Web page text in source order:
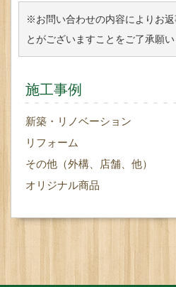
※お問い合わせの内容によりお返
とがございますことをご了承願
施工事例
新築・リノベーション
リフォーム
その他（外構、店舗、他）
オリジナル商品